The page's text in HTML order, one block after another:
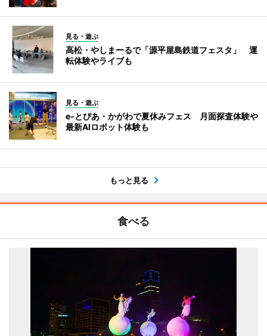
見る・遊ぶ
高松・やしまーるで「源平屋島鉄道フェスタ」 運
転体験やライブも
見る・遊ぶ
e-とぴあ・かがわで夏休みフェス 月面探査体験や
最新AIロボット体験も
もっと見る
食べる